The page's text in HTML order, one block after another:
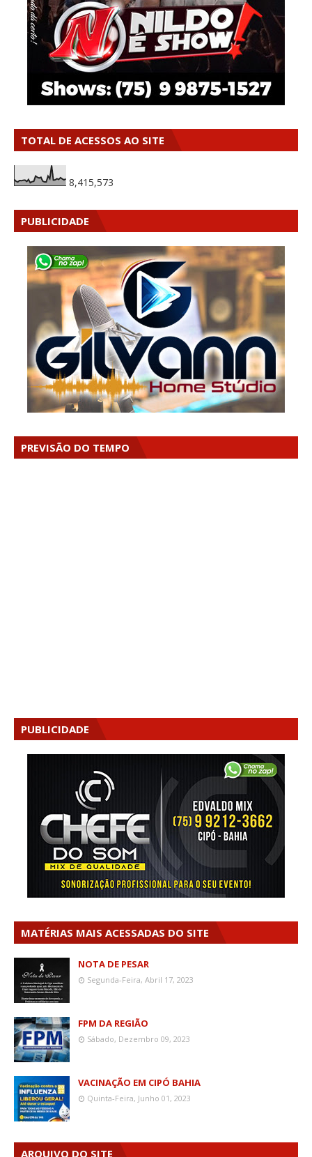
TOTAL DE ACESSOS AO SITE
8,415,573
PUBLICIDADE
PREVISÃO DO TEMPO
PUBLICIDADE
MATÉRIAS MAIS ACESSADAS DO SITE
NOTA DE PESAR
Segunda-Feira, Abril 17, 2023
FPM DA REGIÃO
Sábado, Dezembro 09, 2023
VACINAÇÃO EM CIPÓ BAHIA
Quinta-Feira, Junho 01, 2023
ARQUIVO DO SITE